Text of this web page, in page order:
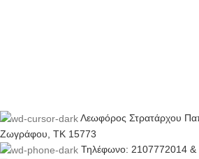
Λεωφόρος Στρατάρχου
Ζωγράφου, ΤΚ 15773
Τηλέφωνο: 2107772014